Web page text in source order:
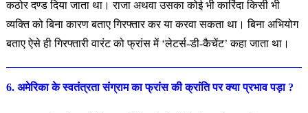
कठोर दण्ड दिया जाता था। राजा अथवा उसका कोई भी कारिंदा किसी भी
व्यक्ति को बिना कारण बताए गिरफ्तार कर या करवा सकता था। बिना अभियोग
बताए ऐसे ही गिरफ्तारी वारंट को फ्रांस में ‘लेटर्स-डी-कैचेंट’ कहा जाता था।
6. अमेरिका के स्वतंत्रता संग्राम का फ्रांस की क्रांति पर क्या प्रभावपड़ा ?